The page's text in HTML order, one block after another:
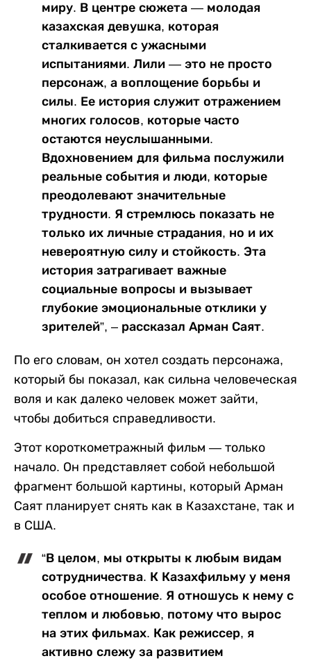
миру. В центре сюжета — молодая
казахская девушка, которая
сталкивается с ужасными
испытаниями. Лили — это не просто
персонаж, а воплощение борьбы и
силы. Ее история служит отражением
многих голосов, которые часто
остаются неуслышанными.
Вдохновением для фильма послужили
реальные события и люди, которые
преодолевают значительные
трудности. Я стремлюсь показать не
только их личные страдания, но и их
невероятную силу и стойкость. Эта
история затрагивает важные
социальные вопросы и вызывает
глубокие эмоциональные отклики у
зрителей”, – рассказал Арман Саят.
По его словам, он хотел создать персонажа,
который бы показал, как сильна человеческая
воля и как далеко человек может зайти,
чтобы добиться справедливости.
Этот короткометражный фильм — только
начало. Он представляет собой небольшой
фрагмент большой картины, который Арман
Саят планирует снять как в Казахстане, так и
в США.
“В целом, мы открыты к любым видам
сотрудничества. К Казахфильму у меня
особое отношение. Я отношусь к нему с
теплом и любовью, потому что вырос
на этих фильмах. Как режиссер, я
активно слежу за развитием